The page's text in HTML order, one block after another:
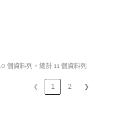
個資料列，總計 11 個資料列
❮ 1 2 ❯